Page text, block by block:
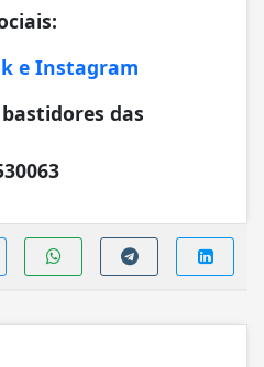
e Instagram
das